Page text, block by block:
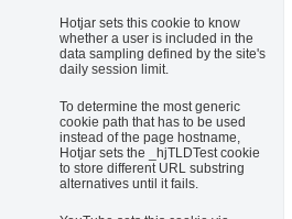
Hotjar sets this cookie to know
whether a user is included in the
data sampling defined by the site's
daily session limit.
To determine the most generic
cookie path that has to be used
instead of the page hostname,
Hotjar sets the _hjTLDTest cookie
to store different URL substring
alternatives until it fails.